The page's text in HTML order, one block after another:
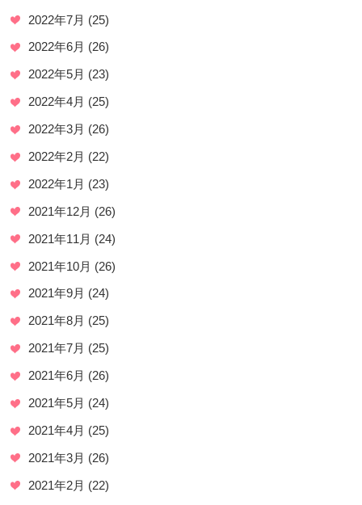
2022年7月 (25)
2022年6月 (26)
2022年5月 (23)
2022年4月 (25)
2022年3月 (26)
2022年2月 (22)
2022年1月 (23)
2021年12月 (26)
2021年11月 (24)
2021年10月 (26)
2021年9月 (24)
2021年8月 (25)
2021年7月 (25)
2021年6月 (26)
2021年5月 (24)
2021年4月 (25)
2021年3月 (26)
2021年2月 (22)